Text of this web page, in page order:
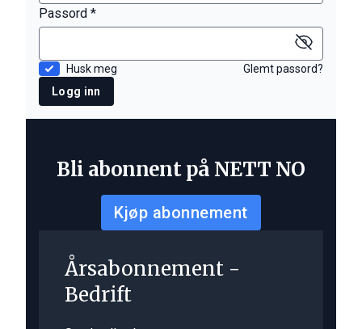
Passord *
Husk meg
Glemt passord?
Logg inn
Bli abonnent på NETT NO
Kjøp abonnement
Årsabonnement -
Bedrift